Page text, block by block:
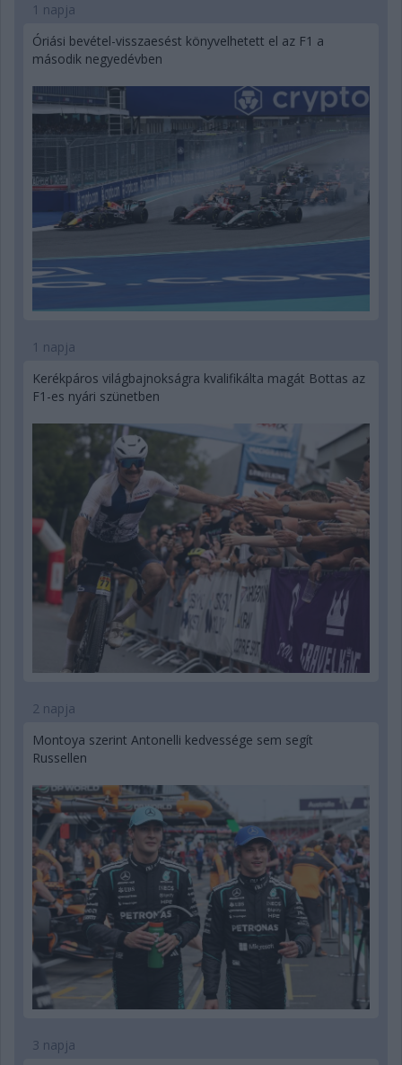
1 napja
Óriási bevétel-visszaesést könyvelhetett el az F1 a
második negyedévben
1 napja
Kerékpáros világbajnokságra kvalifikálta magát Bottas az
F1-es nyári szünetben
2 napja
Montoya szerint Antonelli kedvessége sem segít
Russellen
3 napja